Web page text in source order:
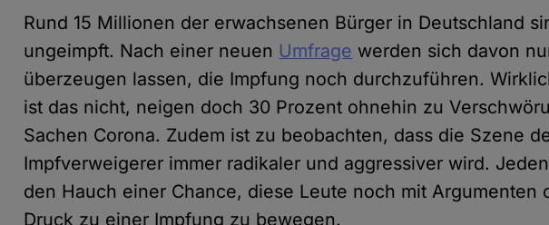
Rund 15 Millionen der erwachsenen Bürger in Deutschland
ungeimpft. Nach einer neuen Umfrage werden sich davon
überzeugen lassen, die Impfung noch durchzuführen.
ist das nicht, neigen doch 30 Prozent ohnehin zu
Sachen Corona. Zudem ist zu beobachten, dass die Szene
Impfverweigerer immer radikaler und aggressiver wird.
den Hauch einer Chance, diese Leute noch mit Argumenten
Druck zu einer Impfung zu bewegen.